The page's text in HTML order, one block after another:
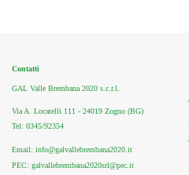
Contatti
GAL Valle Brembana 2020 s.c.r.l.
Via A. Locatelli 111 - 24019 Zogno (BG)
Tel: 0345/92354
Email: info@galvallebrembana2020.it
PEC: galvallebrembana2020srl@pec.it